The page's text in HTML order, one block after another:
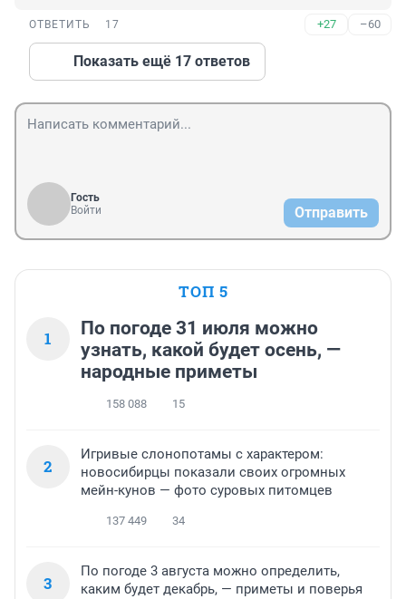
ОТВЕТИТЬ 17 +27 –60
Показать ещё 17 ответов
Гость
Войти
Отправить
ТОП 5
1
По погоде 31 июля можно
узнать, какой будет осень, —
народные приметы
158 088 15
2
Игривые слонопотамы с характером:
новосибирцы показали своих огромных
мейн-кунов — фото суровых питомцев
137 449 34
3
По погоде 3 августа можно определить,
каким будет декабрь, — приметы и поверья